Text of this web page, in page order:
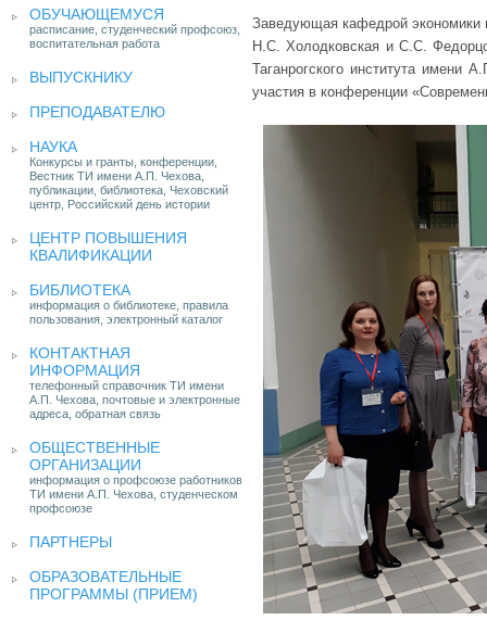
ОБУЧАЮЩЕМУСЯ
расписание, студенческий профсоюз,
воспитательная работа
ВЫПУСКНИКУ
ПРЕПОДАВАТЕЛЮ
НАУКА
Конкурсы и гранты, конференции,
Вестник ТИ имени А.П. Чехова,
публикации, библиотека, Чеховский
центр, Российский день истории
ЦЕНТР ПОВЫШЕНИЯ
КВАЛИФИКАЦИИ
БИБЛИОТЕКА
информация о библиотеке, правила
пользования, электронный каталог
КОНТАКТНАЯ
ИНФОРМАЦИЯ
телефонный справочник ТИ имени
А.П. Чехова, почтовые и электронные
адреса, обратная связь
ОБЩЕСТВЕННЫЕ
ОРГАНИЗАЦИИ
информация о профсоюзе работников
ТИ имени А.П. Чехова, студенческом
профсоюзе
ПАРТНЕРЫ
ОБРАЗОВАТЕЛЬНЫЕ
ПРОГРАММЫ (ПРИЕМ)
Заведующая кафедрой экономики
Н.С. Холодковская и С.С.
Таганрогского института имени
участия в конференции